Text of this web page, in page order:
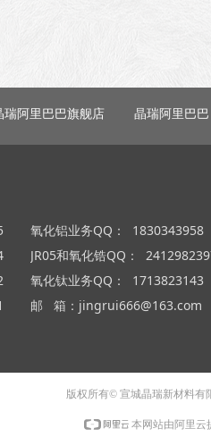
氧化铝业务QQ： 1830343958
JR05和氧化锆QQ：
氧化钛业务QQ： 1713823143
邮 箱：jingrui666@163.com
瑞阿里巴巴旗舰店 晶瑞阿里巴巴
版权所有© 宣城晶瑞新材料有
本网站由阿里云